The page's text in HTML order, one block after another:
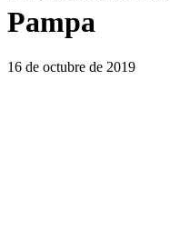
Pampa
16 de octubre de 2019